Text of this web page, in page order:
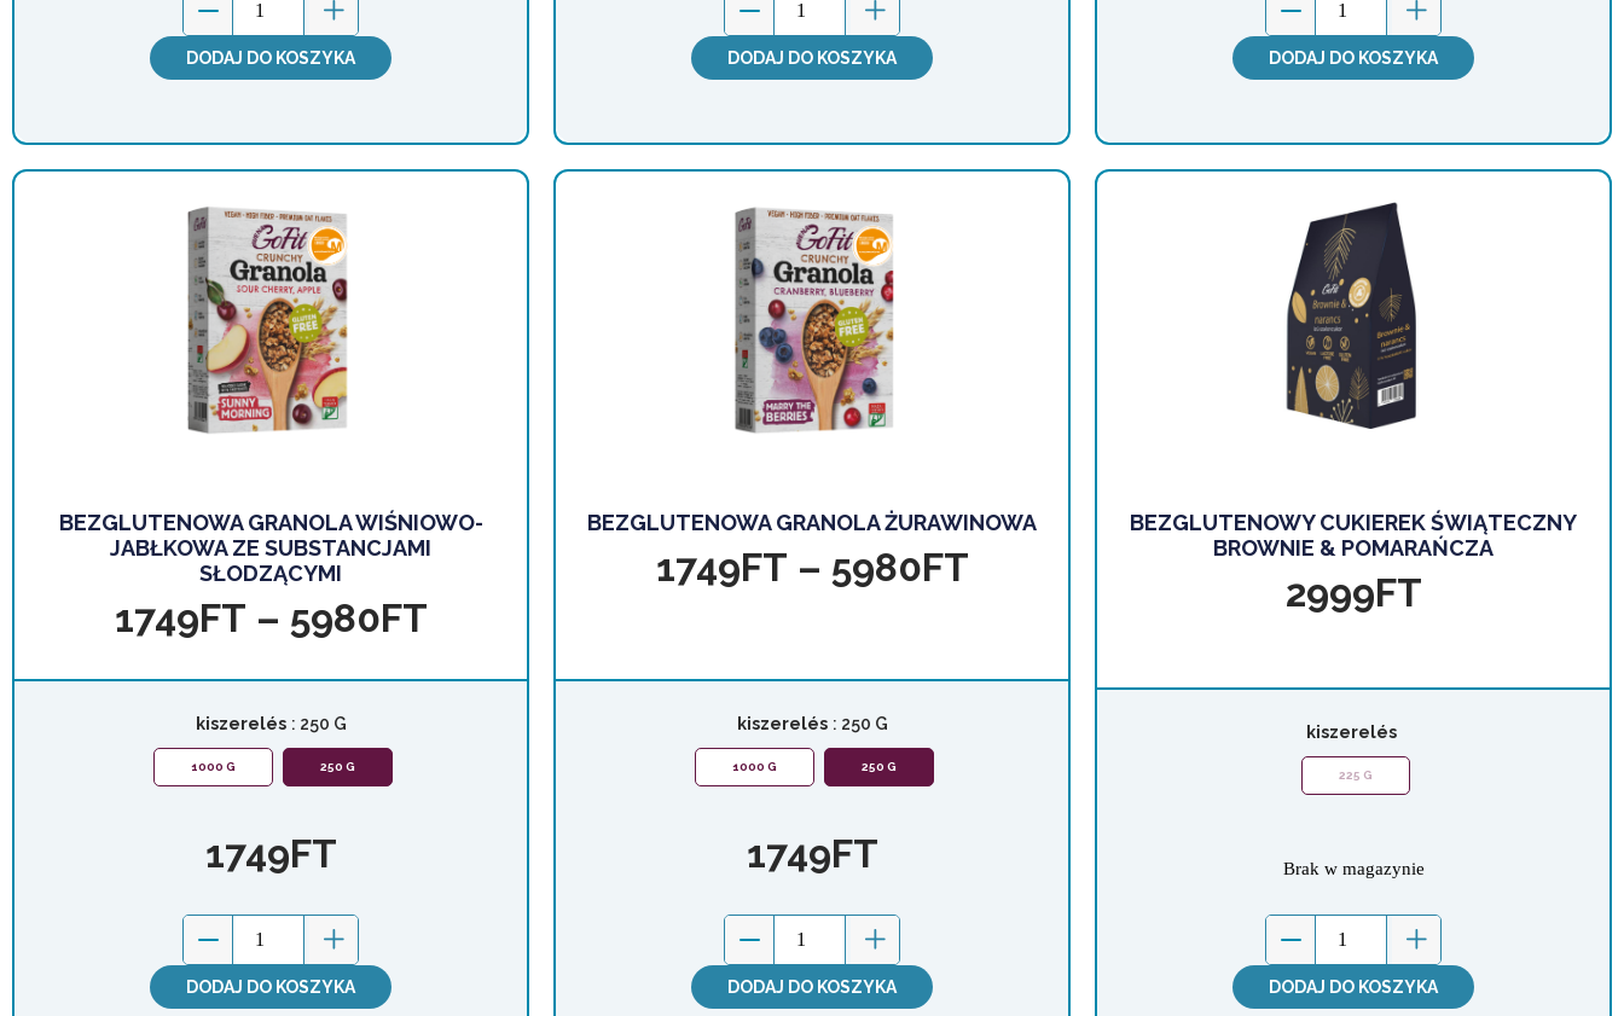
DODAJ DO KOSZYKA DODAJ DO KOSZYKA DODAJ DO KOSZYKA
BEZGLUTENOWA GRANOLA WIŚNIOWO-
JABŁKOWA ZE SUBSTANCJAMI
SŁODZĄCYMI
1749FT – 5980FT
kiszerelés : 250 G
1000 G 250 G
1749FT
DODAJ DO KOSZYKA
BEZGLUTENOWA GRANOLA ŻURAWINOWA
1749FT – 5980FT
kiszerelés : 250 G
1000 G 250 G
1749FT
DODAJ DO KOSZYKA
BEZGLUTENOWY CUKIEREK ŚWIĄTECZNY
BROWNIE & POMARAŃCZA
2999FT
kiszerelés
225 G
Brak w magazynie
DODAJ DO KOSZYKA